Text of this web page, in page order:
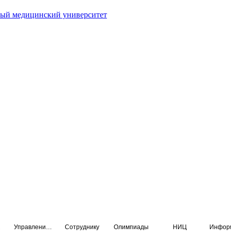
медицинский университет
Сотруднику Олимпиады НИЦ